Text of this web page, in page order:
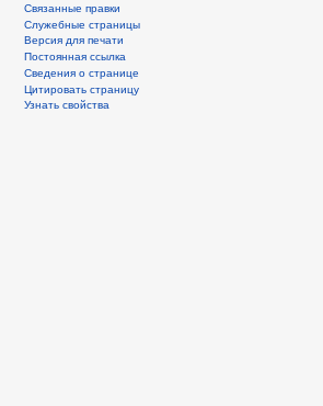
Связанные правки
Служебные страницы
Версия для печати
Постоянная ссылка
Сведения о странице
Цитировать страницу
Узнать свойства